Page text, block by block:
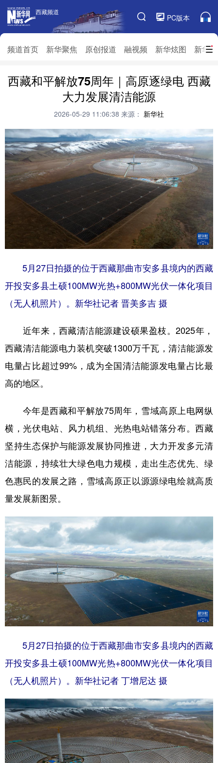
西藏频道
PC版本
频道首页 新华聚焦 原创报道 融视频 新华炫图 新华
西藏频道
频道栏目
频道首页 新华聚焦 原创报道
融视频
新华访谈 新华云直播
生态西藏 文化旅游
推广信息
西藏和平解放75周年｜高原逐绿电 西藏
大力发展清洁能源
2026-05-29 11:06:38 来源： 新华社
5月27日拍摄的位于西藏那曲市安多县境内的西藏
开投安多县土硕100MW光热+800MW光伏一体化项目
（无人机照片）。新华社记者 晋美多吉 摄
近年来，西藏清洁能源建设硕果盈枝。2025年，
西藏清洁能源电力装机突破1300万千瓦，清洁能源发
电量占比超过99%，成为全国清洁能源发电量占比最
高的地区。
今年是西藏和平解放75周年，雪域高原上电网纵
横，光伏电站、风力机组、光热电站错落分布。西藏
坚持生态保护与能源发展协同推进，大力开发多元清
洁能源，持续壮大绿色电力规模，走出生态优先、绿
色惠民的发展之路，雪域高原正以源源绿电绘就高质
量发展新图景。
5月27日拍摄的位于西藏那曲市安多县境内的西藏
开投安多县土硕100MW光热+800MW光伏一体化项目
（无人机照片）。新华社记者 丁增尼达 摄